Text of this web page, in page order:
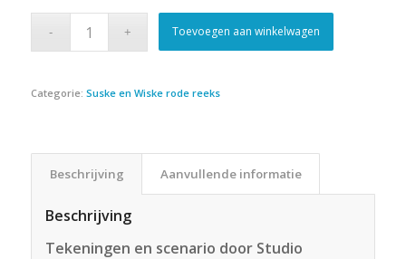
Toevoegen aan winkelwagen
Categorie: Suske en Wiske rode reeks
Beschrijving Aanvullende informatie
Beschrijving
Tekeningen en scenario door Studio